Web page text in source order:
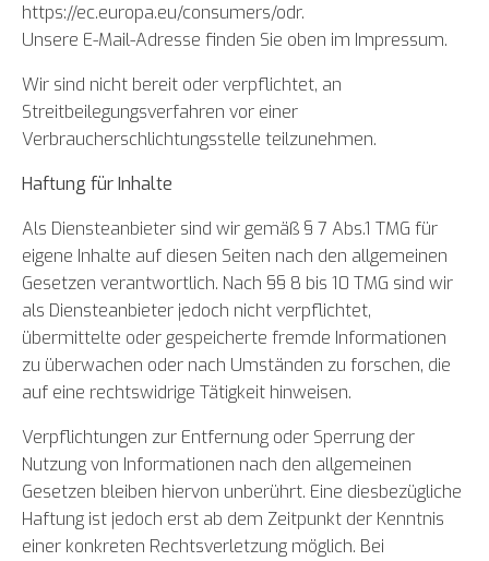
https://ec.europa.eu/consumers/odr.
Unsere E-Mail-Adresse finden Sie oben im Impressum.
Wir sind nicht bereit oder verpflichtet, an
Streitbeilegungsverfahren vor einer
Verbraucherschlichtungsstelle teilzunehmen.
Haftung für Inhalte
Als Diensteanbieter sind wir gemäß § 7 Abs.1 TMG für
eigene Inhalte auf diesen Seiten nach den allgemeinen
Gesetzen verantwortlich. Nach §§ 8 bis 10 TMG sind wir
als Diensteanbieter jedoch nicht verpflichtet,
übermittelte oder gespeicherte fremde Informationen
zu überwachen oder nach Umständen zu forschen, die
auf eine rechtswidrige Tätigkeit hinweisen.
Verpflichtungen zur Entfernung oder Sperrung der
Nutzung von Informationen nach den allgemeinen
Gesetzen bleiben hiervon unberührt. Eine diesbezügliche
Haftung ist jedoch erst ab dem Zeitpunkt der Kenntnis
einer konkreten Rechtsverletzung möglich. Bei